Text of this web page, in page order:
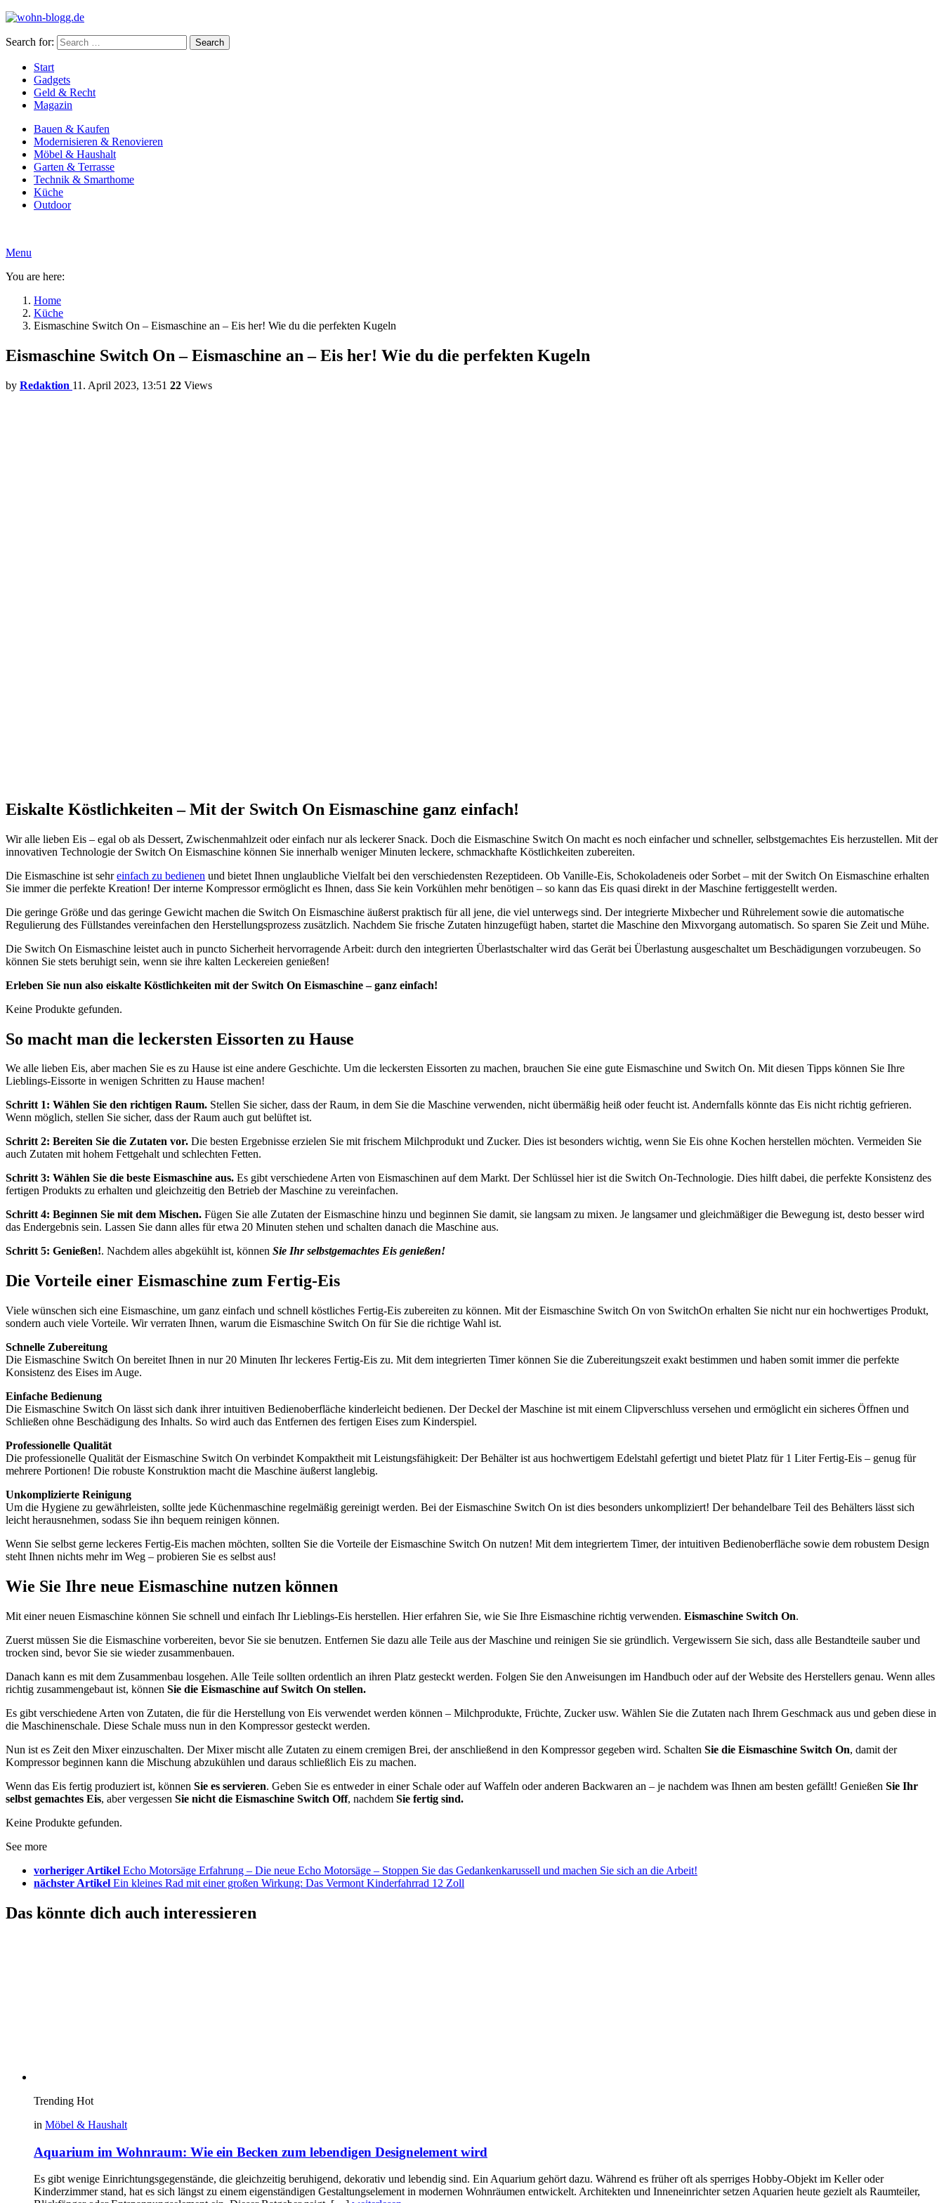
Search for: Search
Start
Gadgets
Geld & Recht
Magazin
Bauen & Kaufen
Modernisieren & Renovieren
Möbel & Haushalt
Garten & Terrasse
Technik & Smarthome
Küche
Outdoor
Menu
You are here:
Home
Küche
Eismaschine Switch On – Eismaschine an – Eis her! Wie du die perfekten Kugeln
Eismaschine Switch On – Eismaschine an – Eis her! Wie du die perfekten Kugeln
by Redaktion 11. April 2023, 13:51 22 Views
Eiskalte Köstlichkeiten – Mit der Switch On Eismaschine ganz einfach!
Wir alle lieben Eis – egal ob als Dessert, Zwischenmahlzeit oder einfach nur als leckerer Snack. Doch die Eismaschine Switch On macht es noch einfacher und schneller, selbstgemachtes Eis herzustellen. Mit der
innovativen Technologie der Switch On Eismaschine können Sie innerhalb weniger Minuten leckere, schmackhafte Köstlichkeiten zubereiten.
Die Eismaschine ist sehreinfach zu bedienen und bietet Ihnen unglaubliche Vielfalt bei den verschiedensten Rezeptideen. Ob Vanille-Eis, Schokoladeneis oder Sorbet – mit der Switch On Eismaschine erhalten
Sie immer die perfekte Kreation! Der interne Kompressor ermöglicht es Ihnen, dass Sie kein Vorkühlen mehr benötigen – so kann das Eis quasi direkt in der Maschine fertiggestellt werden.
Die geringe Größe und das geringe Gewicht machen die Switch On Eismaschine äußerst praktisch für all jene, die viel unterwegs sind. Der integrierte Mixbecher und Rührelement sowie die automatische
Regulierung des Füllstandes vereinfachen den Herstellungsprozess zusätzlich. Nachdem Sie frische Zutaten hinzugefügt haben, startet die Maschine den Mixvorgang automatisch. So sparen Sie Zeit und Mühe.
Die Switch On Eismaschine leistet auch in puncto Sicherheit hervorragende Arbeit: durch den integrierten Überlastschalter wird das Gerät bei Überlastung ausgeschaltet um Beschädigungen vorzubeugen. So
können Sie stets beruhigt sein, wenn sie ihre kalten Leckereien genießen!
Erleben Sie nun also eiskalte Köstlichkeiten mit der Switch On Eismaschine – ganz einfach!
Keine Produkte gefunden.
So macht man die leckersten Eissorten zu Hause
We alle lieben Eis, aber machen Sie es zu Hause ist eine andere Geschichte. Um die leckersten Eissorten zu machen, brauchen Sie eine gute Eismaschine und Switch On. Mit diesen Tipps können Sie Ihre
Lieblings-Eissorte in wenigen Schritten zu Hause machen!
Schritt 1: Wählen Sie den richtigen Raum. Stellen Sie sicher, dass der Raum, in dem Sie die Maschine verwenden, nicht übermäßig heiß oder feucht ist. Andernfalls könnte das Eis nicht richtig gefrieren.
Wenn möglich, stellen Sie sicher, dass der Raum auch gut belüftet ist.
Schritt 2: Bereiten Sie die Zutaten vor. Die besten Ergebnisse erzielen Sie mit frischem Milchprodukt und Zucker. Dies ist besonders wichtig, wenn Sie Eis ohne Kochen herstellen möchten. Vermeiden Sie
auch Zutaten mit hohem Fettgehalt und schlechten Fetten.
Schritt 3: Wählen Sie die beste Eismaschine aus. Es gibt verschiedene Arten von Eismaschinen auf dem Markt. Der Schlüssel hier ist die Switch On-Technologie. Dies hilft dabei, die perfekte Konsistenz des
fertigen Produkts zu erhalten und gleichzeitig den Betrieb der Maschine zu vereinfachen.
Schritt 4: Beginnen Sie mit dem Mischen. Fügen Sie alle Zutaten der Eismaschine hinzu und beginnen Sie damit, sie langsam zu mixen. Je langsamer und gleichmäßiger die Bewegung ist, desto besser wird
das Endergebnis sein. Lassen Sie dann alles für etwa 20 Minuten stehen und schalten danach die Maschine aus.
Schritt 5: Genießen!. Nachdem alles abgekühlt ist, können Sie Ihr selbstgemachtes Eis genießen!
Die Vorteile einer Eismaschine zum Fertig-Eis
Viele wünschen sich eine Eismaschine, um ganz einfach und schnell köstliches Fertig-Eis zubereiten zu können. Mit der Eismaschine Switch On von SwitchOn erhalten Sie nicht nur ein hochwertiges Produkt,
sondern auch viele Vorteile. Wir verraten Ihnen, warum die Eismaschine Switch On für Sie die richtige Wahl ist.
Schnelle Zubereitung
Die Eismaschine Switch On bereitet Ihnen in nur 20 Minuten Ihr leckeres Fertig-Eis zu. Mit dem integrierten Timer können Sie die Zubereitungszeit exakt bestimmen und haben somit immer die perfekte
Konsistenz des Eises im Auge.
Einfache Bedienung
Die Eismaschine Switch On lässt sich dank ihrer intuitiven Bedienoberfläche kinderleicht bedienen. Der Deckel der Maschine ist mit einem Clipverschluss versehen und ermöglicht ein sicheres Öffnen und
Schließen ohne Beschädigung des Inhalts. So wird auch das Entfernen des fertigen Eises zum Kinderspiel.
Professionelle Qualität
Die professionelle Qualität der Eismaschine Switch On verbindet Kompaktheit mit Leistungsfähigkeit: Der Behälter ist aus hochwertigem Edelstahl gefertigt und bietet Platz für 1 Liter Fertig-Eis – genug für
mehrere Portionen! Die robuste Konstruktion macht die Maschine äußerst langlebig.
Unkomplizierte Reinigung
Um die Hygiene zu gewährleisten, sollte jede Küchenmaschine regelmäßig gereinigt werden. Bei der Eismaschine Switch On ist dies besonders unkompliziert! Der behandelbare Teil des Behälters lässt sich
leicht herausnehmen, sodass Sie ihn bequem reinigen können.
Wenn Sie selbst gerne leckeres Fertig-Eis machen möchten, sollten Sie die Vorteile der Eismaschine Switch On nutzen! Mit dem integriertem Timer, der intuitiven Bedienoberfläche sowie dem robustem Design
steht Ihnen nichts mehr im Weg – probieren Sie es selbst aus!
Wie Sie Ihre neue Eismaschine nutzen können
Mit einer neuen Eismaschine können Sie schnell und einfach Ihr Lieblings-Eis herstellen. Hier erfahren Sie, wie Sie Ihre Eismaschine richtig verwenden. Eismaschine Switch On.
Zuerst müssen Sie die Eismaschine vorbereiten, bevor Sie sie benutzen. Entfernen Sie dazu alle Teile aus der Maschine und reinigen Sie sie gründlich. Vergewissern Sie sich, dass alle Bestandteile sauber und
trocken sind, bevor Sie sie wieder zusammenbauen.
Danach kann es mit dem Zusammenbau losgehen. Alle Teile sollten ordentlich an ihren Platz gesteckt werden. Folgen Sie den Anweisungen im Handbuch oder auf der Website des Herstellers genau. Wenn alles
richtig zusammengebaut ist, können Sie die Eismaschine auf Switch On stellen.
Es gibt verschiedene Arten von Zutaten, die für die Herstellung von Eis verwendet werden können – Milchprodukte, Früchte, Zucker usw. Wählen Sie die Zutaten nach Ihrem Geschmack aus und geben diese in
die Maschinenschale. Diese Schale muss nun in den Kompressor gesteckt werden.
Nun ist es Zeit den Mixer einzuschalten. Der Mixer mischt alle Zutaten zu einem cremigen Brei, der anschließend in den Kompressor gegeben wird. Schalten Sie die Eismaschine Switch On, damit der
Kompressor beginnen kann die Mischung abzukühlen und daraus schließlich Eis zu machen.
Wenn das Eis fertig produziert ist, können Sie es servieren. Geben Sie es entweder in einer Schale oder auf Waffeln oder anderen Backwaren an – je nachdem was Ihnen am besten gefällt! Genießen Sie Ihr
selbst gemachtes Eis, aber vergessen Sie nicht die Eismaschine Switch Off, nachdem Sie fertig sind.
Keine Produkte gefunden.
See more
vorheriger Artikel Echo Motorsäge Erfahrung – Die neue Echo Motorsäge – Stoppen Sie das Gedankenkarussell und machen Sie sich an die Arbeit!
nächster Artikel Ein kleines Rad mit einer großen Wirkung: Das Vermont Kinderfahrrad 12 Zoll
Das könnte dich auch interessieren
Trending Hot
in Möbel & Haushalt
Aquarium im Wohnraum: Wie ein Becken zum lebendigen Designelement wird
Es gibt wenige Einrichtungsgegenstände, die gleichzeitig beruhigend, dekorativ und lebendig sind. Ein Aquarium gehört dazu. Während es früher oft als sperriges Hobby-Objekt im Keller oder
Kinderzimmer stand, hat es sich längst zu einem eigenständigen Gestaltungselement in modernen Wohnräumen entwickelt. Architekten und Inneneinrichter setzen Aquarien heute gezielt als Raumteiler,